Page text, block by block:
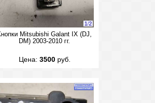
1/2
Mitsubishi Galant IX (DJ,
DM) 2003-2010 гг.
Цена: 3500руб.